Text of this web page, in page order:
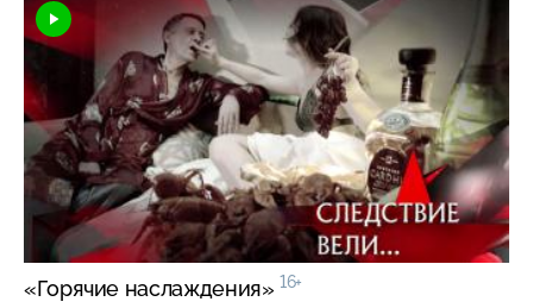
«Горячие наслаждения» 16+